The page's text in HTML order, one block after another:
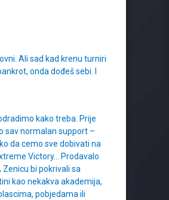
Ali sad kad krenu turniri
onda dođeš sebi. I
kako treba. Prije
sav normalan support –
da cemo sve dobivati na
Victory… Prodavalo
bi pokrivali sa
kao nekakva akademija,
pobjedama ili